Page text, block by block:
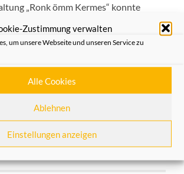
Zustimmung verwalten
um unsere Webseite und unseren Service zu
Alle Cookies
Ablehnen
Einstellungen anzeigen
„Ronk ömm Kermes“ konnte
begrüßen. Schließlich besuchte uns
I. mit Gattin, gute Stimmung und „volles
Dworak. Eingestimmt auf die Tage
der Nachmittag wie im Flug.